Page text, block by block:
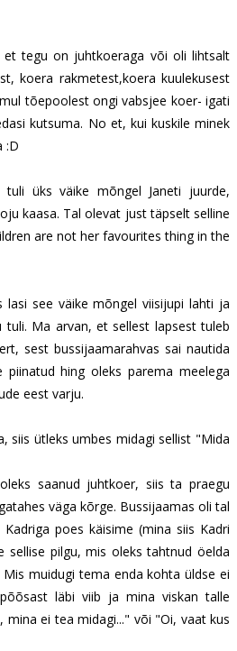
tegu on juhtkoeraga või oli lihtsalt
koera rakmetest,koera kuulekusest
tõepoolest ongi vabsjee koer- igati
kutsuma. No et, kui kuskile minek
:D
tuli üks väike mõngel Janeti juurde,
kaasa. Tal olevat just täpselt selline
are not her favourites thing in the
lasi see väike mõngel viisijupi lahti ja
Ma arvan, et sellest lapsest tuleb
sest bussijaamarahvas sai nautida
hing oleks parema meelega
eest varju.
siis ütleks umbes midagi sellist "Mida
saanud juhtkoer, siis ta praegu
väga kõrge. Bussijaamas oli tal
poes käisime (mina siis Kadri
sellise pilgu, mis oleks tahtnud öelda
muidugi tema enda kohta üldse ei
läbi viib ja mina viskan talle
mina ei tea midagi..." või "Oi, vaat kus